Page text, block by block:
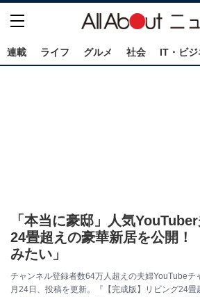
連載 ライフ グルメ 社会 IT・ビジ
「本当に豪邸」人気
24畳超えの豪華新居を公開！
みたい」
チャンネル登録者数64万人超えの夫婦YouTubeチ
月24日、投稿を更新。『【完成版】リビング24畳